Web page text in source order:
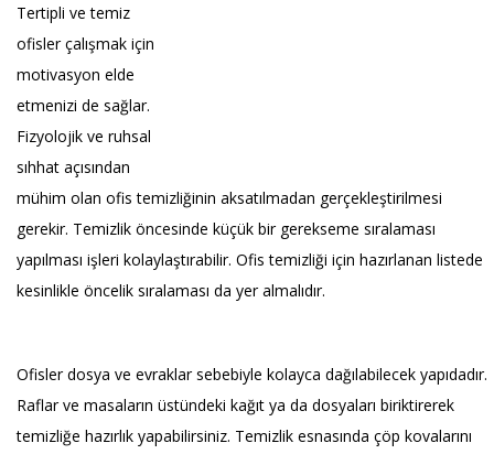
Tertipli ve temiz
ofisler çalışmak için
motivasyon elde
etmenizi de sağlar.
Fizyolojik ve ruhsal
sıhhat açısından
mühim olan ofis temizliğinin aksatılmadan gerçekleştirilmesi
gerekir. Temizlik öncesinde küçük bir gerekseme sıralaması
yapılması işleri kolaylaştırabilir. Ofis temizliği için hazırlanan listede
kesinlikle öncelik sıralaması da yer almalıdır.
Ofisler dosya ve evraklar sebebiyle kolayca dağılabilecek yapıdadır.
Raflar ve masaların üstündeki kağıt ya da dosyaları biriktirerek
temizliğe hazırlık yapabilirsiniz. Temizlik esnasında çöp kovalarını